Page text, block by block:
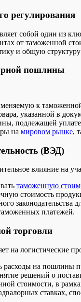
регулирования
собой один из
от таможенной
и общую
пошлины
к
указанной в
подлежащей
на мировом рынке,
(ВЭД)
влияние на
таможенную
стоимость
законодательства
платежей.
торговли
на логистические
на пошлины
решений о
стоимости, в
ставках,